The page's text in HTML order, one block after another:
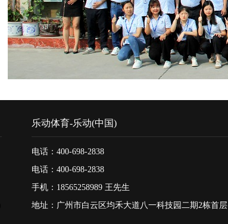
乐动体育-乐动(中国)
电话：400-698-2838
电话：400-698-2838
手机：18565258989 王先生
地址：广州市白云区均禾大道八一科技园二期2栋首层